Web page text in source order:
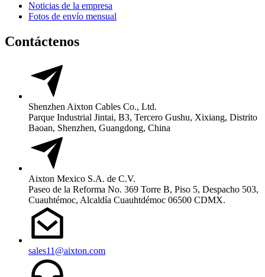
Noticias de la empresa
Fotos de envío mensual
Contáctenos
Shenzhen Aixton Cables Co., Ltd.
Parque Industrial Jintai, B3, Tercero Gushu, Xixiang, Distrito
Baoan, Shenzhen, Guangdong, China
Aixton Mexico S.A. de C.V.
Paseo de la Reforma No. 369 Torre B, Piso 5, Despacho 503,
Cuauhtémoc, Alcaldía Cuauhtdémoc 06500 CDMX.
sales11@aixton.com